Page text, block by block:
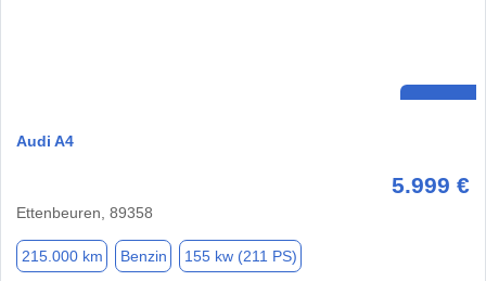
Audi A4
5.999 €
Ettenbeuren, 89358
215.000 km Benzin 155 kw (211 PS)